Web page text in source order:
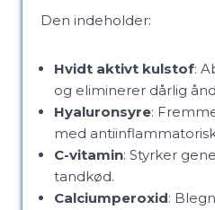
Den indeholder:
Hvidt aktivt kulstof:
og eliminerer dårlig
Hyaluronsyre:
med
C-vitamin: Styrker
tandkød.
Calciumperoxid: